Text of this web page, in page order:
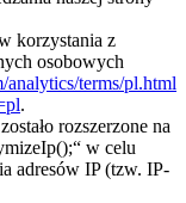
korzystania z
osobowych
terms/pl.html
.
rozszerzone na
w celu
adresów IP (tzw. IP-